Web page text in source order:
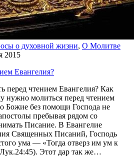
о духовной жизни, О Молитве
2015
Евангелия?
перед чтением Евангелия? Как
нужно молиться перед чтением
Божие без помощи Господа не
пребывая рядом со
Писание. В Евангелие
Священных Писаний, Господь
ума — «Тогда отверз им ум к
Этот дар так же…